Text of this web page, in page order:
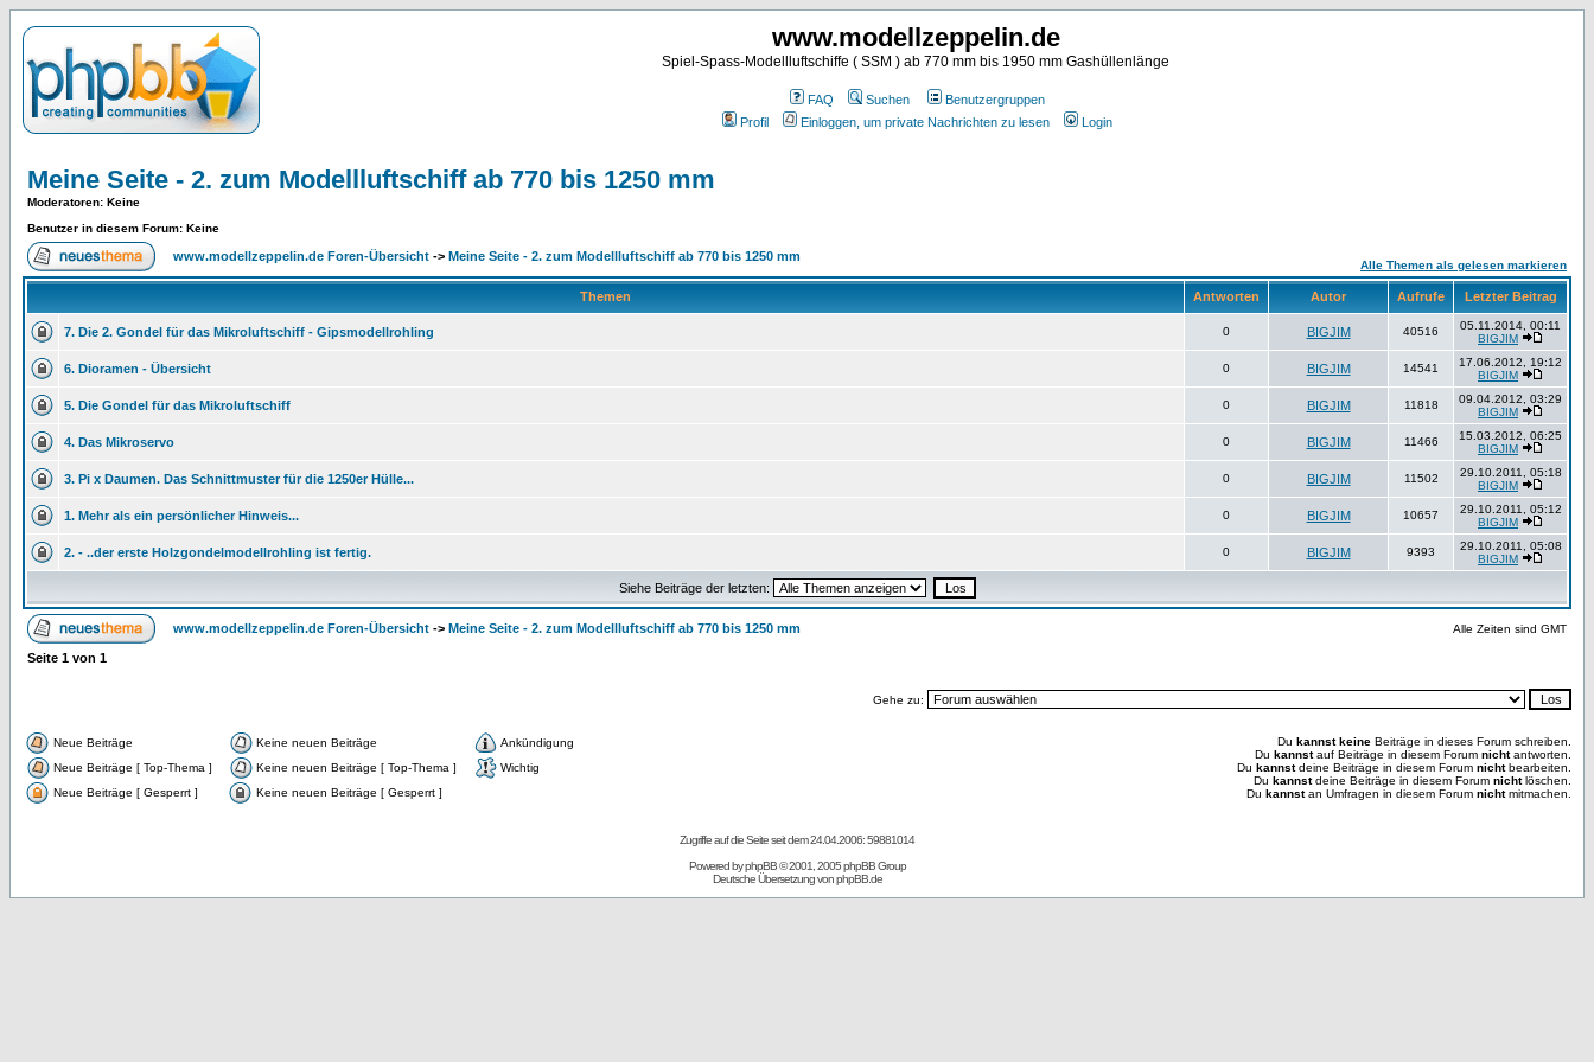
www.modellzeppelin.de
Spiel-Spass-Modellluftschiffe ( SSM ) ab 770 mm bis 1950 mm Gashüllenlänge
FAQ Suchen
Benutzergruppen
Profil
Einloggen, um private Nachrichten zu lesen Login
Meine Seite - 2. zum Modellluftschiff ab 770 bis 1250 mm
Moderatoren: Keine
Benutzer in diesem Forum: Keine
www.modellzeppelin.de Foren-Übersicht -> Meine Seite - 2. zum Modellluftschiff ab 770 bis 1250 mm
Alle Themen als gelesen markieren
Themen Antworten Autor Aufrufe Letzter Beitrag
7. Die 2. Gondel für das Mikroluftschiff - Gipsmodellrohling 0 BIGJIM 40516
05.11.2014, 00:11
BIGJIM
6. Dioramen - Übersicht 0 BIGJIM 14541
17.06.2012, 19:12
BIGJIM
5. Die Gondel für das Mikroluftschiff 0 BIGJIM 11818
09.04.2012, 03:29
BIGJIM
4. Das Mikroservo 0 BIGJIM 11466
15.03.2012, 06:25
BIGJIM
3. Pi x Daumen. Das Schnittmuster für die 1250er Hülle... 0 BIGJIM 11502
29.10.2011, 05:18
BIGJIM
1. Mehr als ein persönlicher Hinweis... 0 BIGJIM 10657
29.10.2011, 05:12
BIGJIM
2. - ..der erste Holzgondelmodellrohling ist fertig. 0 BIGJIM 9393
29.10.2011, 05:08
BIGJIM
Siehe Beiträge der letzten:
www.modellzeppelin.de Foren-Übersicht -> Meine Seite - 2. zum Modellluftschiff ab 770 bis 1250 mm Alle Zeiten sind GMT
Seite 1 von 1
Gehe zu:
Neue Beiträge Keine neuen Beiträge
Ankündigung
Neue Beiträge [ Top-Thema ]
Keine neuen Beiträge [ Top-Thema ]
Wichtig
Neue Beiträge [ Gesperrt ]
Keine neuen Beiträge [ Gesperrt ]
Du kannst keine Beiträge in dieses Forum schreiben.
Du kannstauf Beiträge in diesem Forum nichtantworten.
Du kannstdeine Beiträge in diesem Forum nichtbearbeiten.
Du kannstdeine Beiträge in diesem Forum nichtlöschen.
Du kannstan Umfragen in diesem Forum nichtmitmachen.
Zugriffe auf die Seite seit dem 24.04.2006: 59881014
Powered byphpBB© 2001, 2005 phpBB Group
Deutsche Übersetzung vonphpBB.de